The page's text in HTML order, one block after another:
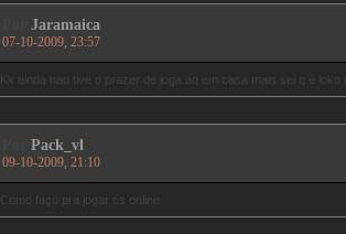
Jaramaica
07-10-2009, 23:57
Kk ainda nao tive o prazer de joga aq em casa mais sei q é loko
Pack_vl
09-10-2009, 21:10
Como faço pra jogar cs online